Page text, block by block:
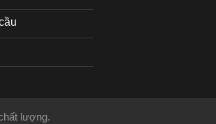
lượng.